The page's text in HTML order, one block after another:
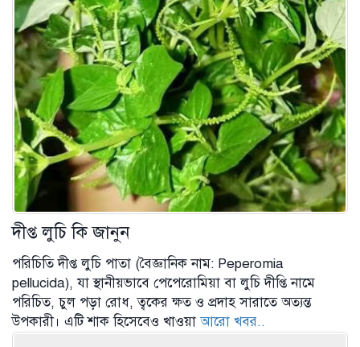
দীপ্ত লুচি কি জানুন
পরিচিতি দীপ্ত লুচি পাতা (বৈজ্ঞানিক নাম: Peperomia
pellucida), যা স্থানীয়ভাবে পেপেরোমিয়া বা লুচি দীপ্তি নামে
পরিচিত, চুল পড়া রোধ, ত্বকের ক্ষত ও প্রদাহ সারাতে অত্যন্ত
উপকারী। এটি শাক হিসেবেও খাওয়াআরো খবর..